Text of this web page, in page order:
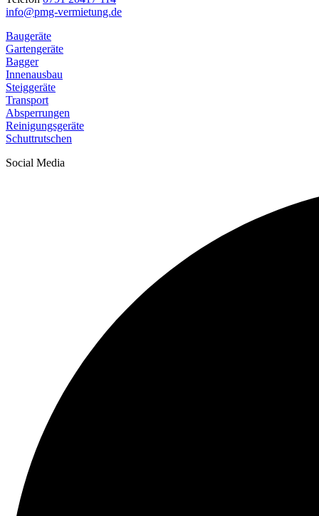
info@pmg-vermietung.de
Baugeräte
Gartengeräte
Bagger
Innenausbau
Steiggeräte
Transport
Absperrungen
Reinigungsgeräte
Schuttrutschen
Social Media